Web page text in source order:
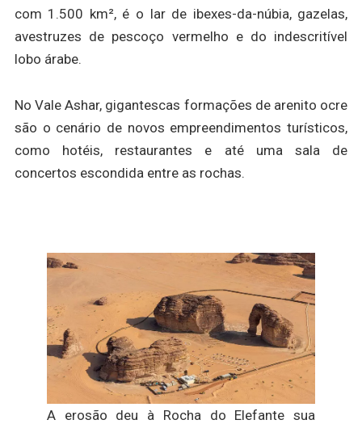
com 1.500 km², é o lar de ibexes-da-núbia, gazelas,
avestruzes de pescoço vermelho e do indescritível
lobo árabe.
No Vale Ashar, gigantescas formações de arenito ocre
são o cenário de novos empreendimentos turísticos,
como hotéis, restaurantes e até uma sala de
concertos escondida entre as rochas.
A erosão deu à Rocha do Elefante sua